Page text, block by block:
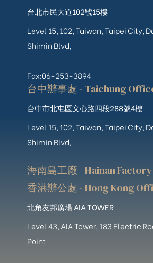
台北市民大道102號15樓
Level 15, 102, Taiwan, Taipei City,
Shimin Blvd,
Fax:06-253-3894
台中辦事處 - Taichung
台中市北屯區文心路四段288號4樓
Level 15, 102, Taiwan, Taipei City,
Shimin Blvd,
海南島工廠 - Hainan Factory
香港辦公處 - Hong Kong
北角友邦廣場 AIA TOWER
Level 43, AIA Tower, 183 Electric
Point